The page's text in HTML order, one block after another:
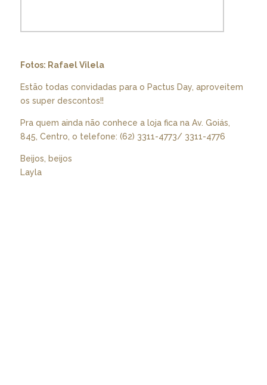
Fotos: Rafael Vilela
Estão todas convidadas para o Pactus Day, aproveitem
os super descontos!!
Pra quem ainda não conhece a loja fica na Av. Goiás,
845, Centro, o telefone: (62) 3311-4773/ 3311-4776
Beijos, beijos
Layla